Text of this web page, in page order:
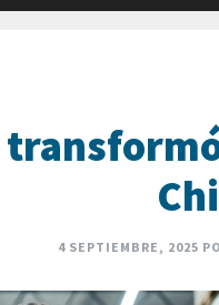
4 SEPTIEMBRE, 2025